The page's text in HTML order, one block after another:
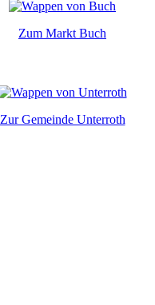
Zum Markt Buch
Zur Gemeinde Unterroth